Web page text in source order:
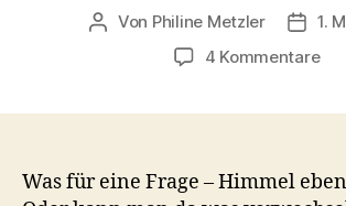
Beitragsautor
Von Philine Metzler
1.
4 Kommentarezu
Was für eine Frage – Himmel